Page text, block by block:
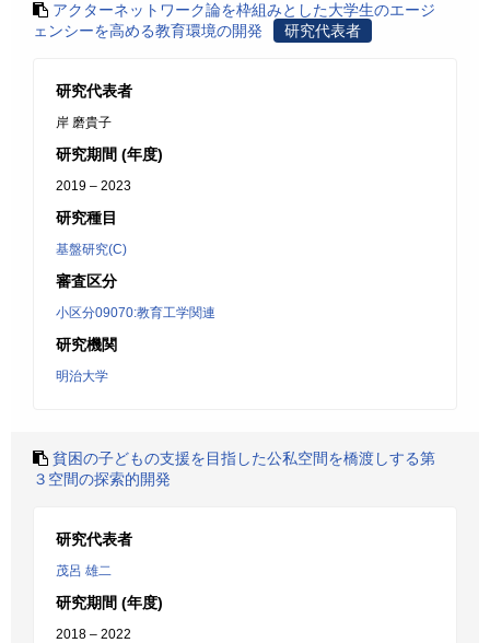
アクターネットワーク論を枠組みとした大学生のエージ
ェンシーを高める教育環境の開発
研究代表者
研究代表者
岸 磨貴子
研究期間 (年度)
2019 – 2023
研究種目
基盤研究(C)
審査区分
小区分09070:教育工学関連
研究機関
明治大学
貧困の子どもの支援を目指した公私空間を橋渡しする第
３空間の探索的開発
研究代表者
茂呂 雄二
研究期間 (年度)
2018 – 2022